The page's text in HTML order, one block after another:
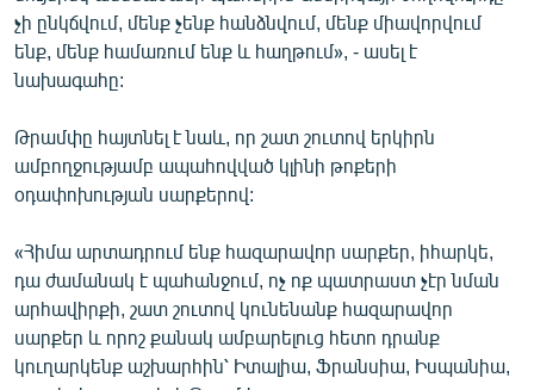
չի ընկճվում, մենք չենք հանձնվում, մենք միավորվում
ենք, մենք համառում ենք և հաղթում», - ասել է
նախագահը:
Թրամփը հայտնել է նաև, որ շատ շուտով երկիրն
ամբողջությամբ ապահովված կլինի թոքերի
օդափոխության սարքերով:
«Հիմա արտադրում ենք հազարավոր սարքեր, իհարկե,
դա ժամանակ է պահանջում, ոչ ոք պատրաստ չէր նման
արհավիրքի, շատ շուտով կունենանք հազարավոր
սարքեր և որոշ քանակ ամբարելուց հետո դրանք
կուղարկենք աշխարհին՝ Իտալիա, Ֆրանսիա, Իսպանիա,